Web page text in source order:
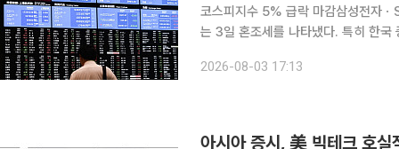
코스피지수 5% 급락 마감삼성전자ㆍ
는 3일 혼조세를 나타냈다. 특히 한국 증시의 폭락세
는 지난주 마지막 거래일인 31일
2026-08-03 17:13
아시아 증시, 美 빅테크 호